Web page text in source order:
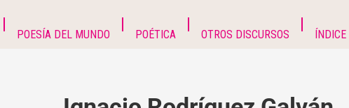
POESÍA DEL MUNDO POÉTICA OTROS DISCURSOS ÍNDICE